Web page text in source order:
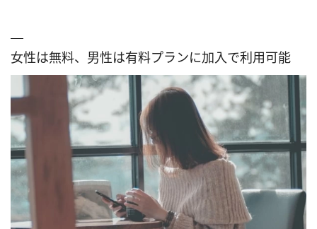
女性は無料、男性は有料プランに加入で利用可能